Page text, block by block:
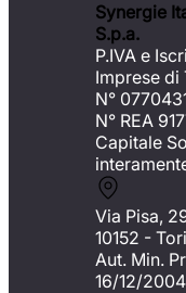
Synergie
S.p.a.
P.IVA e
Imprese di
N°
N° REA
Capitale
Via Pisa,
10152 -
Aut. Min.
16/12/2004